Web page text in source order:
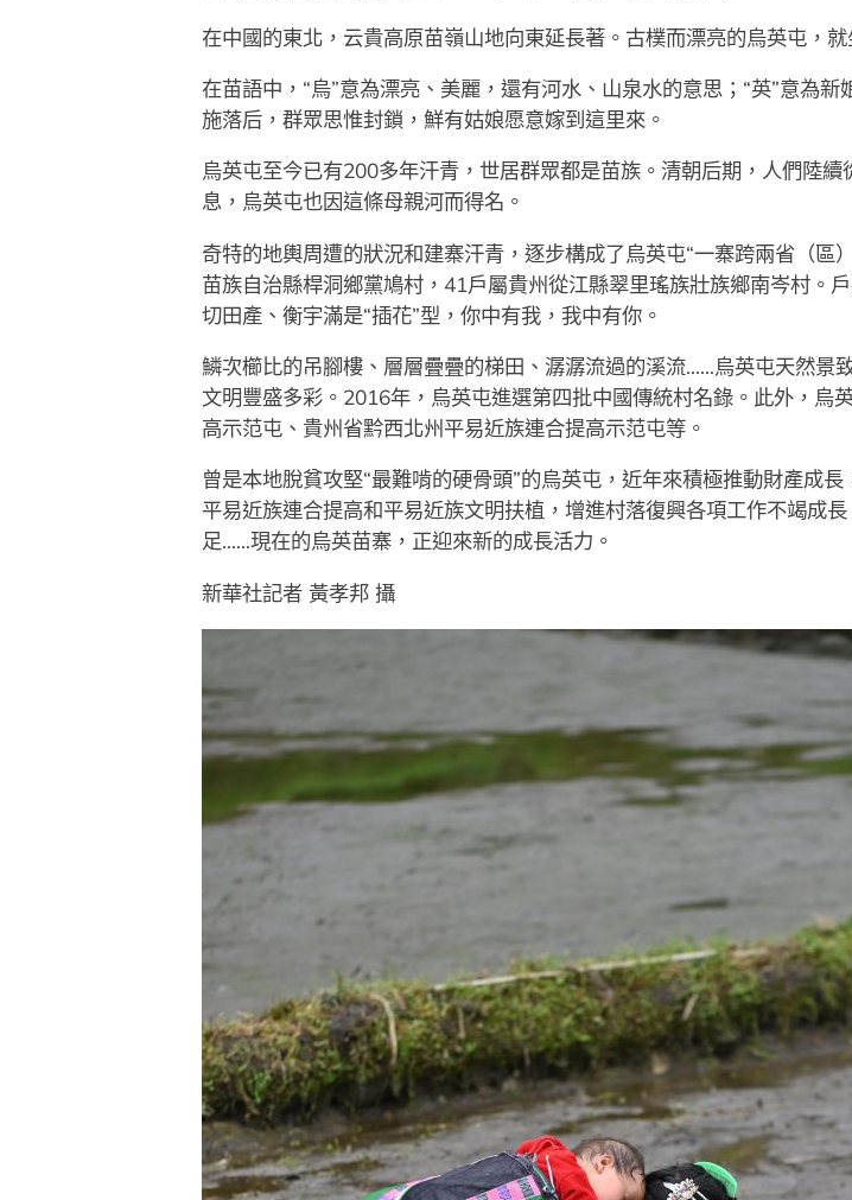
在中國的東北，云貴高原苗嶺山地向東延長著。古樸而漂亮的烏英屯，
在苗語中，“烏”意為漂亮、美麗，還有河水、山泉水的意思；“英”意為
施落后，群眾思惟封鎖，鮮有姑娘愿意嫁到這里來。
烏英屯至今已有200多年汗青，世居群眾都是苗族。清朝后期，人們陸
息，烏英屯也因這條母親河而得名。
奇特的地輿周遭的狀況和建寨汗青，逐步構成了烏英屯“一寨跨兩省（
苗族自治縣桿洞鄉黨鳩村，41戶屬貴州從江縣翠里瑤族壯族鄉南岑村。
切田產、衡宇滿是“插花”型，你中有我，我中有你。
鱗次櫛比的吊腳樓、層層疊疊的梯田、潺潺流過的溪流……烏英屯天然景
文明豐盛多彩。2016年，烏英屯進選第四批中國傳統村名錄。此外，烏
高示范屯、貴州省黔西北州平易近族連合提高示范屯等。
曾是本地脫貧攻堅“最難啃的硬骨頭”的烏英屯，近年來積極推動財產成
平易近族連合提高和平易近族文明扶植，增進村落復興各項工作不竭成
足……現在的烏英苗寨，正迎來新的成長活力。
新華社記者 黃孝邦 攝